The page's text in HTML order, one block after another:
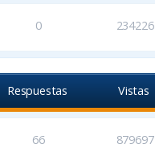
0 234226
Respuestas Vistas
66 879697